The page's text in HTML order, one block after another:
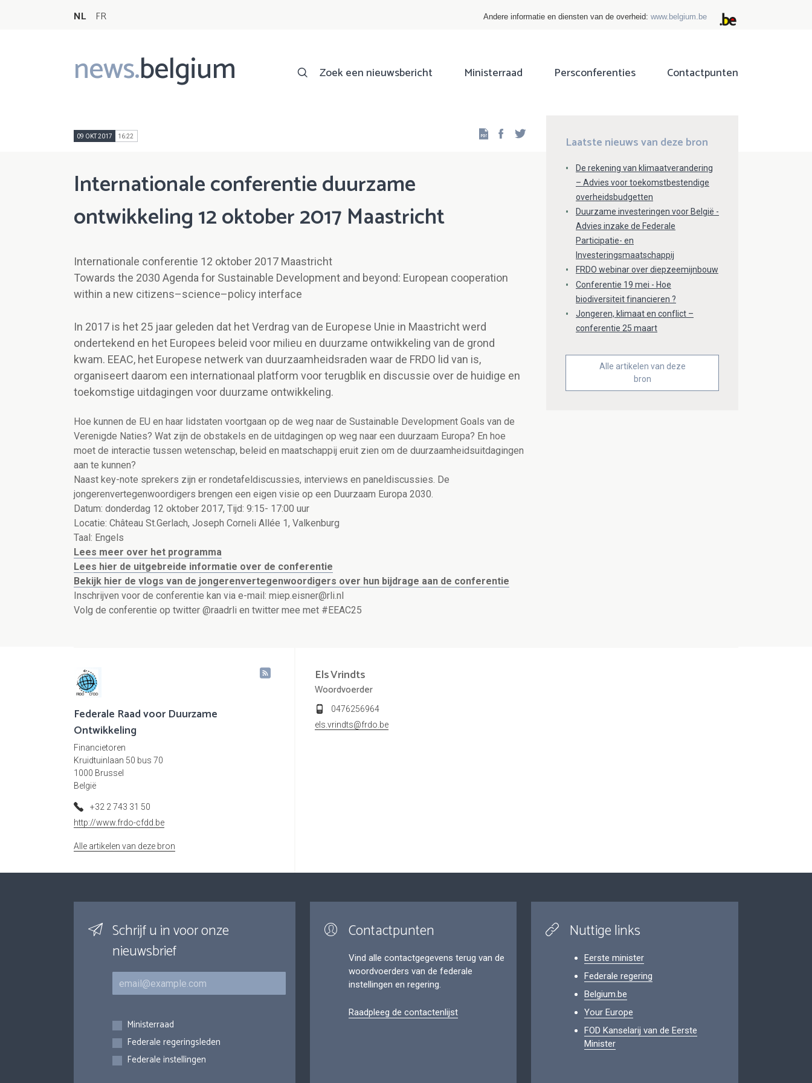
NL FR Andere informatie en diensten van de overheid: www.belgium.be
news.belgium
Main
navigation
Zoek een nieuwsbericht Ministerraad Persconferenties Contactpunten
09 OKT 2017 16:22 Facebook
Internationale conferentie duurzame
ontwikkeling 12 oktober 2017 Maastricht
Internationale conferentie 12 oktober 2017 Maastricht
Towards the 2030 Agenda for Sustainable Development and beyond: European cooperation
within a new citizens–science–policy interface
In 2017 is het 25 jaar geleden dat het Verdrag van de Europese Unie in Maastricht werd
ondertekend en het Europees beleid voor milieu en duurzame ontwikkeling van de grond
kwam. EEAC, het Europese netwerk van duurzaamheidsraden waar de FRDO lid van is,
organiseert daarom een internationaal platform voor terugblik en discussie over de huidige en
toekomstige uitdagingen voor duurzame ontwikkeling.
Hoe kunnen de EU en haar lidstaten voortgaan op de weg naar de Sustainable Development Goals van de
Verenigde Naties? Wat zijn de obstakels en de uitdagingen op weg naar een duurzaam Europa? En hoe
moet de interactie tussen wetenschap, beleid en maatschappij eruit zien om de duurzaamheidsuitdagingen
aan te kunnen?
Naast key-note sprekers zijn er rondetafeldiscussies, interviews en paneldiscussies. De
jongerenvertegenwoordigers brengen een eigen visie op een Duurzaam Europa 2030.
Datum: donderdag 12 oktober 2017, Tijd: 9:15- 17:00 uur
Locatie: Château St.Gerlach, Joseph Corneli Allée 1, Valkenburg
Taal: Engels
Lees meer over het programma
Lees hier de uitgebreide informatie over de conferentie
Bekijk hier de vlogs van de jongerenvertegenwoordigers over hun bijdrage aan de conferentie
Inschrijven voor de conferentie kan via e-mail: miep.eisner@rli.nl
Volg de conferentie op twitter @raadrli en twitter mee met #EEAC25
Laatste nieuws van deze bron
De rekening van klimaatverandering
– Advies voor toekomstbestendige
overheidsbudgetten
Duurzame investeringen voor België -
Advies inzake de Federale
Participatie- en
Investeringsmaatschappij
FRDO webinar over diepzeemijnbouw
Conferentie 19 mei - Hoe
biodiversiteit financieren ?
Jongeren, klimaat en conflict –
conferentie 25 maart
Alle artikelen van deze
bron
Federale Raad voor Duurzame
Ontwikkeling
Financietoren
Kruidtuinlaan 50 bus 70
1000 Brussel
België
+32 2 743 31 50
http://www.frdo-cfdd.be
Alle artikelen van deze bron
ElsVrindts
Woordvoerder
0476256964
els.vrindts@frdo.be
Schrijf u in voor onze
nieuwsbrief
E-mail
Inschrijvingen
Ministerraad
Federale regeringsleden
Federale instellingen
Contactpunten
Vind alle contactgegevens terug van de
woordvoerders van de federale
instellingen en regering.
Raadpleeg de contactenlijst
Nuttige links
Eerste minister
Federale regering
Belgium.be
Your Europe
FOD Kanselarij van de Eerste
Minister